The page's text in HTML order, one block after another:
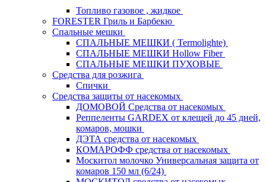
Топливо газовое , жидкое
FORESTER Гриль и Барбекю
Спальные мешки
СПАЛЬНЫЕ МЕШКИ ( Termolighte)
СПАЛЬНЫЕ МЕШКИ Hollow Fiber
СПАЛЬНЫЕ МЕШКИ ПУХОВЫЕ
Средства для розжига
Спички
Средства защиты от насекомых
ДОМОВОЙ Средства от насекомых
Реппеленты GARDEX от клещей до 45 дней,
комаров, мошки
ДЭТА средства от насекомых
КОМАРОФФ средства от насекомых
Москитол молочко Универсальная защита от
комаров 150 мл (6/24)